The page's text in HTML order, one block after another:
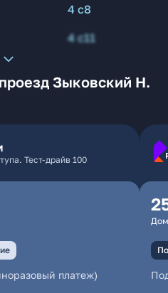
4 с8
4 с11
Зыковский Н.
Тест-драйв 100
платеж)